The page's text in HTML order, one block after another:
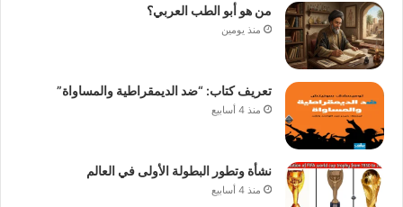
من هو أبو الطب العربي؟
منذ يومين
تعريف كتاب: “ضد الديمقراطية والمساواة”
منذ 4 أسابيع
نشأة وتطور البطولة الأولى في العالم
منذ 4 أسابيع